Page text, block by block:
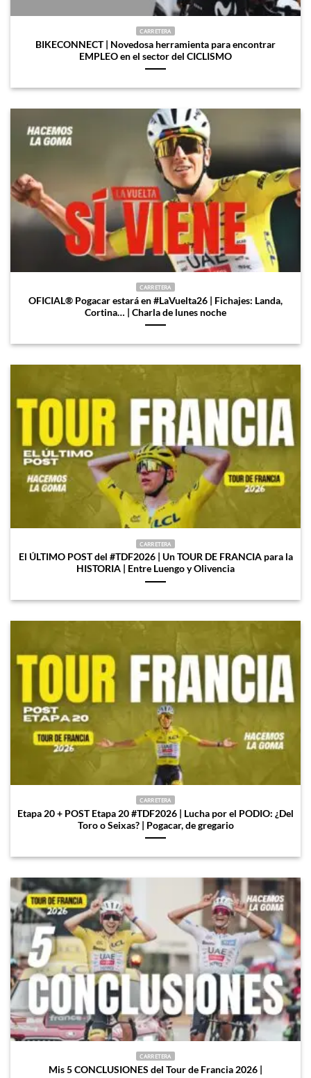
CARRETERA
BIKECONNECT | Novedosa herramienta para encontrar
EMPLEO en el sector del CICLISMO
CARRETERA
OFICIAL®️ Pogacar estará en #LaVuelta26 | Fichajes: Landa,
Cortina… | Charla de lunes noche
CARRETERA
El ÚLTIMO POST del #TDF2026 | Un TOUR DE FRANCIA para la
HISTORIA | Entre Luengo y Olivencia
CARRETERA
Etapa 20 + POST Etapa 20 #TDF2026 | Lucha por el PODIO: ¿Del
Toro o Seixas? | Pogacar, de gregario
CARRETERA
Mis 5 CONCLUSIONES del Tour de Francia 2026 |